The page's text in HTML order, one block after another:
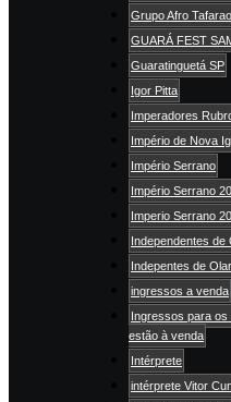
Grupo Afro
GUARÁ FEST
Guaratinguetá SP
Igor Pitta
Imperadores
Império de Nova
Império Serrano
Império Serrano
Imperio Serrano
Independentes de
Indepentes de
ingressos a venda
Ingressos para os
estão à venda
Intérprete
intérprete Vitor